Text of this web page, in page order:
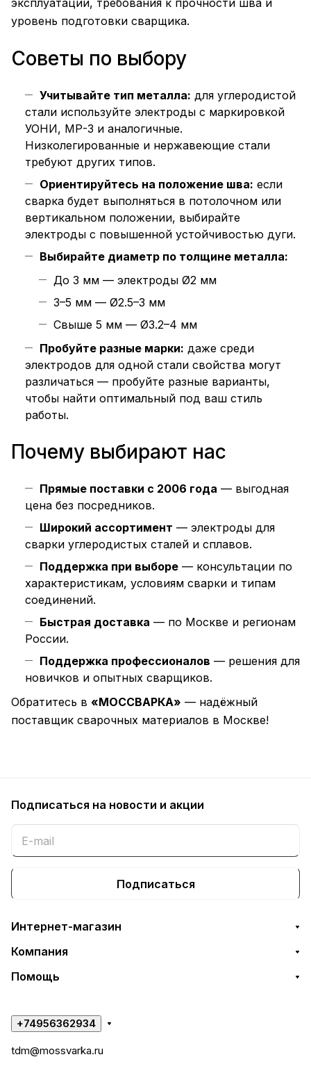
эксплуатации, требования к прочности шва и
уровень подготовки сварщика.
Советы по выбору
Учитывайте тип металла: для углеродистой
стали используйте электроды с маркировкой
УОНИ, МР-3 и аналогичные.
Низколегированные и нержавеющие стали
требуют других типов.
Ориентируйтесь на положение шва: если
сварка будет выполняться в потолочном или
вертикальном положении, выбирайте
электроды с повышенной устойчивостью дуги.
Выбирайте диаметр по толщине металла:
До 3 мм — электроды Ø2 мм
3–5 мм — Ø2.5–3 мм
Свыше 5 мм — Ø3.2–4 мм
Пробуйте разные марки: даже среди
электродов для одной стали свойства могут
различаться — пробуйте разные варианты,
чтобы найти оптимальный под ваш стиль
работы.
Почему выбирают нас
Прямые поставки с 2006 года — выгодная
цена без посредников.
Широкий ассортимент — электроды для
сварки углеродистых сталей и сплавов.
Поддержка при выборе — консультации по
характеристикам, условиям сварки и типам
соединений.
Быстрая доставка — по Москве и регионам
России.
Поддержка профессионалов — решения для
новичков и опытных сварщиков.
Обратитесь в «МОССВАРКА» — надёжный
поставщик сварочных материалов в Москве!
Подписаться на новости и акции
Подписаться
Интернет-магазин
Компания
Помощь
+74956362934
tdm@mossvarka.ru